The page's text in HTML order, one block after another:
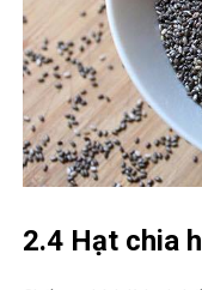
2.4 Hạt chia